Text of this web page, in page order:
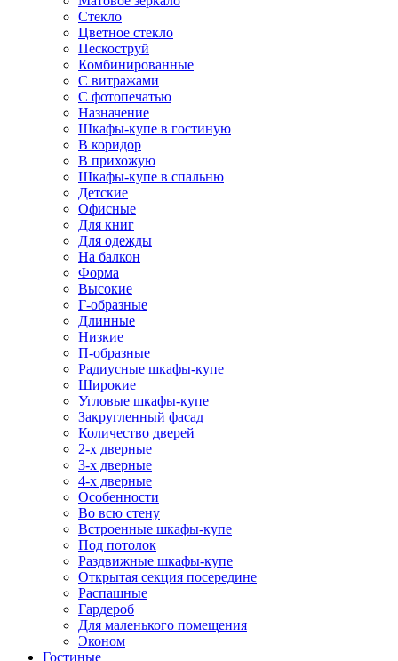
Стекло
Цветное стекло
Пескоструй
Комбинированные
С витражами
С фотопечатью
Назначение
Шкафы-купе в гостиную
В коридор
В прихожую
Шкафы-купе в спальню
Детские
Офисные
Для книг
Для одежды
На балкон
Форма
Высокие
Г-образные
Длинные
Низкие
П-образные
Радиусные шкафы-купе
Широкие
Угловые шкафы-купе
Закругленный фасад
Количество дверей
2-х дверные
3-х дверные
4-х дверные
Особенности
Во всю стену
Встроенные шкафы-купе
Под потолок
Раздвижные шкафы-купе
Открытая секция посередине
Распашные
Гардероб
Для маленького помещения
Эконом
Гостиные